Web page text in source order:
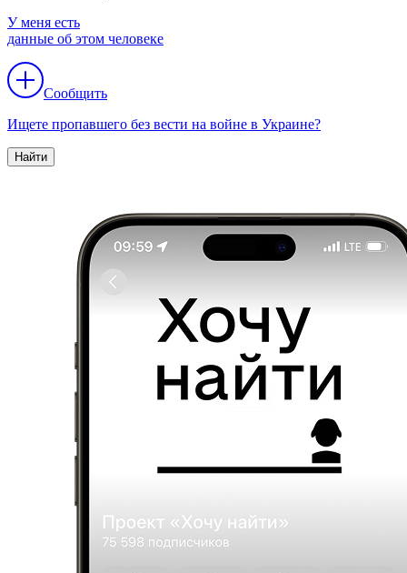
У меня есть
данные об этом человеке
Сообщить
Ищете пропавшего без вести на войне в Украине?
Найти